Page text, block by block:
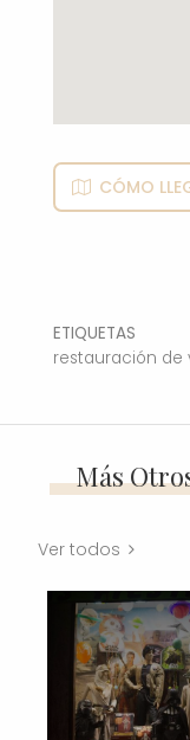
CÓMO
ETIQUETAS
restauración de
Más
Ver todos